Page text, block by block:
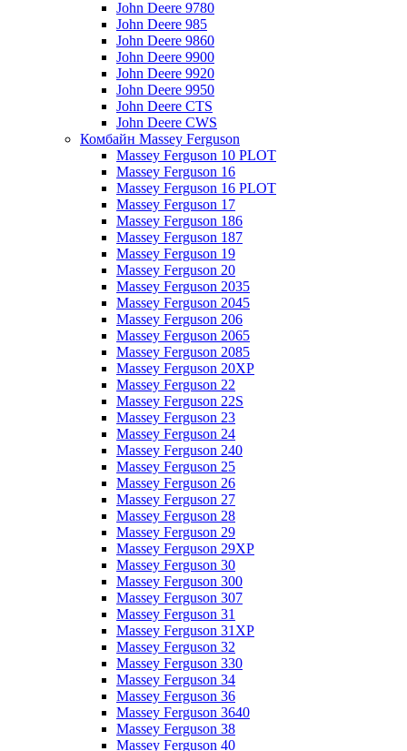
John Deere 9780
John Deere 985
John Deere 9860
John Deere 9900
John Deere 9920
John Deere 9950
John Deere CTS
John Deere CWS
Комбайн Massey Ferguson
Massey Ferguson 10 PLOT
Massey Ferguson 16
Massey Ferguson 16 PLOT
Massey Ferguson 17
Massey Ferguson 186
Massey Ferguson 187
Massey Ferguson 19
Massey Ferguson 20
Massey Ferguson 2035
Massey Ferguson 2045
Massey Ferguson 206
Massey Ferguson 2065
Massey Ferguson 2085
Massey Ferguson 20XP
Massey Ferguson 22
Massey Ferguson 22S
Massey Ferguson 23
Massey Ferguson 24
Massey Ferguson 240
Massey Ferguson 25
Massey Ferguson 26
Massey Ferguson 27
Massey Ferguson 28
Massey Ferguson 29
Massey Ferguson 29XP
Massey Ferguson 30
Massey Ferguson 300
Massey Ferguson 307
Massey Ferguson 31
Massey Ferguson 31XP
Massey Ferguson 32
Massey Ferguson 330
Massey Ferguson 34
Massey Ferguson 36
Massey Ferguson 3640
Massey Ferguson 38
Massey Ferguson 40